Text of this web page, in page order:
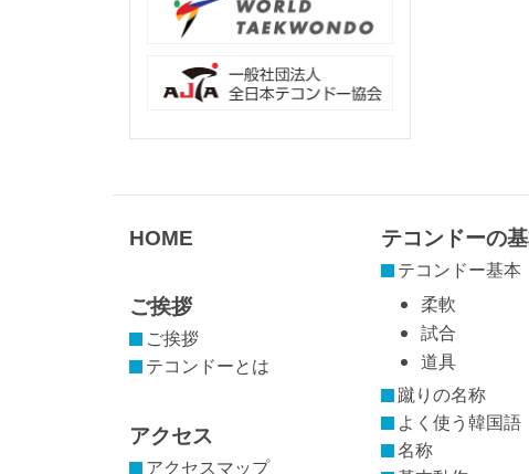
HOME
ご挨拶
ご挨拶
テコンドーとは
アクセス
アクセスマップ
テコンドーの
テコンドー基本
柔軟
試合
道具
蹴りの名称
よく使う韓国語
名称